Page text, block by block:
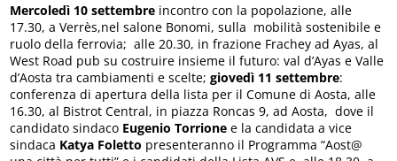
Mercoledì 10 settembre incontro con la popolazione, alle
17.30, a Verrès,nel salone Bonomi, sulla mobilità sostenibile e
ruolo della ferrovia; alle 20.30, in frazione Frachey ad Ayas, al
West Road pub su costruire insieme il futuro: val d’Ayas e Valle
d’Aosta tra cambiamenti e scelte;giovedì 11 settembre:
conferenza di apertura della lista per il Comune di Aosta, alle
16.30, al Bistrot Central, in piazza Roncas 9, ad Aosta, dove il
candidato sindaco Eugenio Torrionee la candidata a vice
sindaca Katya Foletto presenteranno il Programma “Aost@